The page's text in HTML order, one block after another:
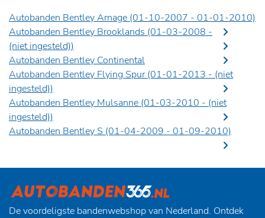
Autobanden Bentley Arnage (01-10-2007 - 01-01-2010)
Autobanden Bentley Brooklands (01-03-2008 -
(niet ingesteld))
Autobanden Bentley Continental
Autobanden Bentley Flying Spur (01-01-2013 - (niet
ingesteld))
Autobanden Bentley Mulsanne (01-03-2010 - (niet
ingesteld))
Autobanden Bentley S (01-04-2009 - 01-09-2010)
De voordeligste bandenwebshop van Nederland. Ontdek